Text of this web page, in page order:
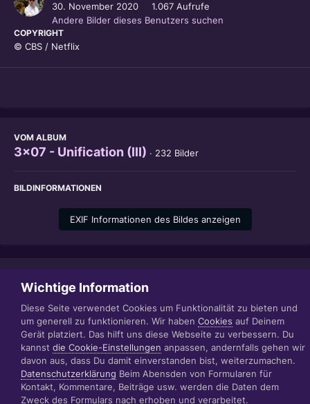
30. November 2020
1.067 Aufrufe
Andere Bilder dieses Benutzers suchen
COPYRIGHT
© CBS / Netflix
VOM ALBUM
3x07 - Unification (III) · 232 Bilder
BILDINFORMATIONEN
EXIF Informationen des Bildes anzeigen
Teilen
Datenschutzerklärung Impressum
© 1999 - 2022 RÄBIGER IT|WEB|VIDEO|CONSULTING
www.raebiger.pro
Powered by Invision Community
Wichtige Information
Diese Seite verwendet Cookies um Funktionalität zu bieten und
um generell zu funktionieren. Wir haben Cookies auf Deinem
Gerät platziert. Das hilft uns diese Webseite zu verbessern. Du
kannst die Cookie-Einstellungen anpassen, andernfalls gehen wir
davon aus, dass Du damit einverstanden bist, weiterzumachen.
Datenschutzerklärung Beim Abensden von Formularen für
Kontakt, Kommentare, Beiträge usw. werden die Daten dem
Zweck des Formulars nach erhoben und verarbeitet.